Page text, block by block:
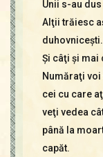
Unii s-au
Alţii trăiesc
duhovniceşti.
Şi câţi şi mai
Număraţi
cei cu care
veţi vedea
până la
capăt.